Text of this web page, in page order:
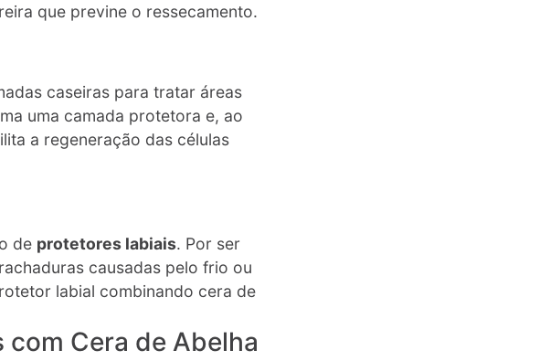
que previne o ressecamento.
caseiras para tratar áreas
uma camada protetora e, ao
a regeneração das células
de protetores labiais. Por ser
causadas pelo frio ou
labial combinando cera de
com Cera de Abelha